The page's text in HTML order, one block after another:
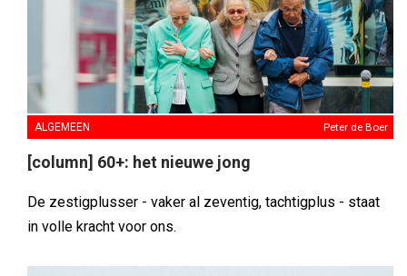
ALGEMEEN Peter de Boer
[column] 60+: het nieuwe jong
De zestigplusser - vaker al zeventig, tachtigplus - staat
in volle kracht voor ons.